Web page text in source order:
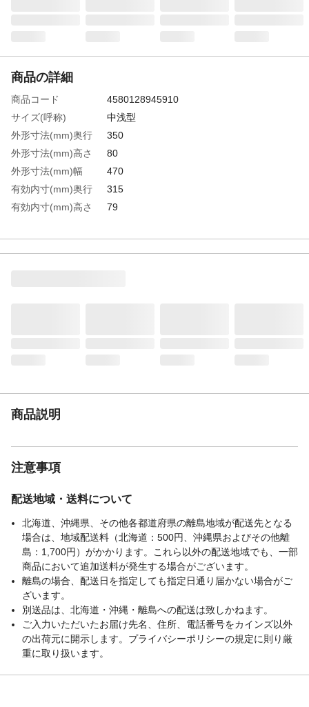
商品の詳細
商品コード
4580128945910
サイズ(呼称)
中浅型
外形寸法(mm)奥行
350
外形寸法(mm)高さ
80
外形寸法(mm)幅
470
有効内寸(mm)奥行
315
有効内寸(mm)高さ
79
生産国
日本
商品説明
注意事項
配送地域・送料について
北海道、沖縄県、その他各都道府県の離島地域が配送先となる
場合は、地域配送料（北海道：500円、沖縄県およびその他離
島：1,700円）がかかります。これら以外の配送地域でも、一部
商品において追加送料が発生する場合がございます。
離島の場合、配送日を指定しても指定日通り届かない場合がご
ざいます。
別送品は、北海道・沖縄・離島への配送は致しかねます。
ご入力いただいたお届け先名、住所、電話番号をカインズ以外
の出荷元に開示します。プライバシーポリシーの規定に則り厳
重に取り扱います。